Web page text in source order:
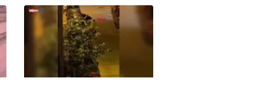
FETÖ'cü terörist Burkay
Karatepe böyle yakalandı!
İşte o operasyonun perde
arkası: Yıllarca başkasının
kimliğini kullanmış! | Video
01.08.2026 | 16:32
İçişleri Bakanlığı:
"Hesaplarında 52 milyar
lira işlem hacmi bulunan
253 şüpheli yakalandı" |
Video
01.08.2026 | 16:01